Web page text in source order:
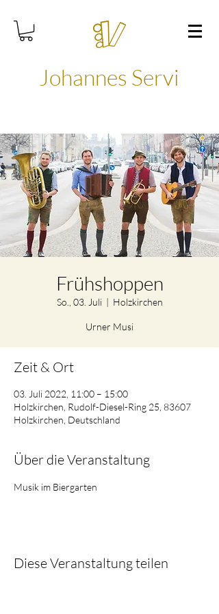
Johannes Servi
Frühshoppen
So., 03. Juli
  |
Holzkirchen
Urner Musi
Zeit & Ort
03. Juli 2022, 11:00 – 15:00
Holzkirchen, Rudolf-Diesel-Ring 25, 83607
Holzkirchen, Deutschland
Über die Veranstaltung
Musik im Biergarten
Diese Veranstaltung teilen